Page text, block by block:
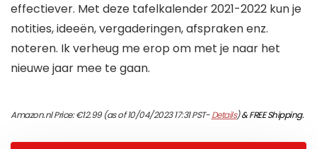
effectiever. Met deze tafelkalender 2021-2022 kun je
notities, ideeën, vergaderingen, afspraken enz.
noteren. Ik verheug me erop om met je naar het
nieuwe jaar mee te gaan.
Amazon.nl Price:€12.99(as of 10/04/2023 17:31 PST-Details)&FREE Shipping.